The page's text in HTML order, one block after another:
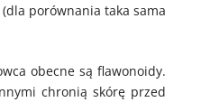
porównania taka sama
obecne są flawonoidy.
chronią skórę przed